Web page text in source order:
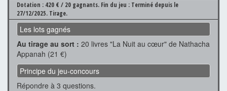
Dotation : 420 € / 20 gagnants. Fin du jeu : Terminé depuis le
27/12/2025. Tirage.
Les lots gagnés
Au tirage au sort : 20 livres "La Nuit au cœur" de Nathacha
Appanah (21 €)
Principe du jeu-concours
Répondre à 3 questions.